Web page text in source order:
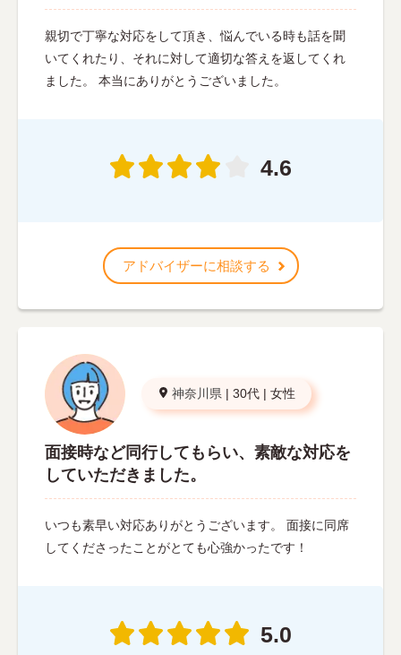
親切で丁寧な対応をして頂き、悩んでいる時も話を聞
いてくれたり、それに対して適切な答えを返してくれ
ました。 本当にありがとうございました。
4.6
アドバイザーに相談する
神奈川県 | 30代 | 女性
面接時など同行してもらい、素敵な対応を
していただきました。
いつも素早い対応ありがとうございます。 面接に同席
してくださったことがとても心強かったです！
5.0